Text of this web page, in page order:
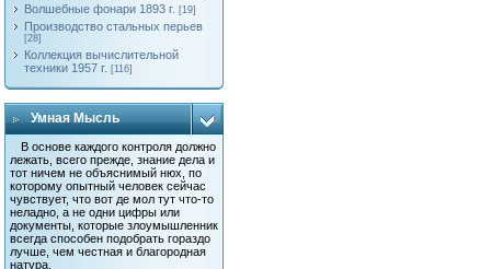
Волшебные фонари 1893 г. [19]
Производство стальных перьев
[28]
Коллекция вычислительной
техники 1957 г. [116]
Умная Мысль
В основе каждого контроля должно
лежать, всего прежде, знание дела и
тот ничем не объяснимый нюх, по
которому опытный человек сейчас
чувствует, что вот де мол тут что-то
неладно, а не одни цифры или
документы, которые злоумышленник
всегда способен подобрать гораздо
лучше, чем честная и благородная
натура.